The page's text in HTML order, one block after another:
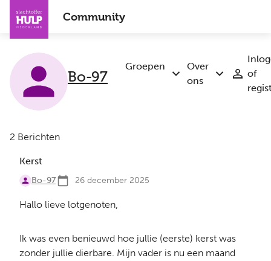
Overslaan
naar
inhoud
gaan
Community
Groepen
Submenu
Over
ons
Submenu
of
Bo-97
2 Berichten
Kerst
Bo-97 26 december 2025
Hallo lieve lotgenoten,
Ik was even benieuwd hoe jullie (eerste) kerst was
zonder jullie dierbare. Mijn vader is nu een maand